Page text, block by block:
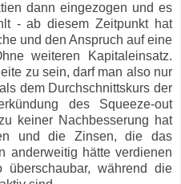
dann eingezogen und es
- ab diesem Zeitpunkt hat
und den Anspruch auf eine
weiteren Kapitaleinsatz.
zu sein, darf man also nur
dem Durchschnittskurs der
des Squeeze-out
keiner Nachbesserung hat
und die Zinsen, die das
anderweitig hätte verdienen
während die